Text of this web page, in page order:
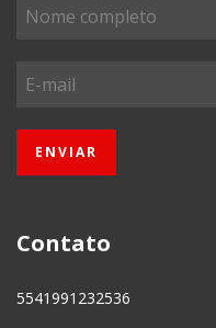
Contato
5541991232536